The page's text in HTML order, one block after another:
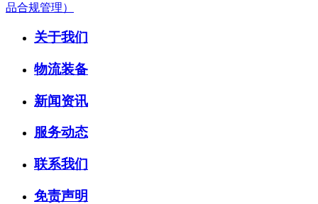
品合规管理）
关于我们
物流装备
新闻资讯
服务动态
联系我们
免责声明